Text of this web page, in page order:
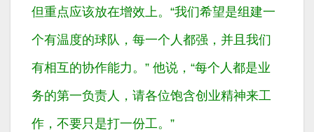
但重点应该放在增效上。“我们希望是组建一
个有温度的球队，每一个人都强，并且我们
有相互的协作能力。” 他说，“每个人都是业
务的第一负责人，请各位饱含创业精神来工
作，不要只是打一份工。”